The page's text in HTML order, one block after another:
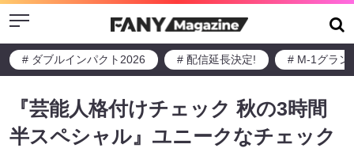
Menu
# ダブルインパクト2026 # 配信延長決定! # M-1グラン
『芸能人格付けチェック 秋の3時間
半スペシャル』ユニークなチェック